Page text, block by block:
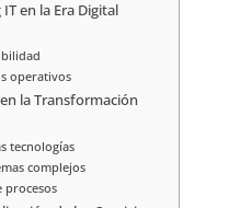
en la Era Digital
operativos
la Transformación
tecnologías
complejos
procesos